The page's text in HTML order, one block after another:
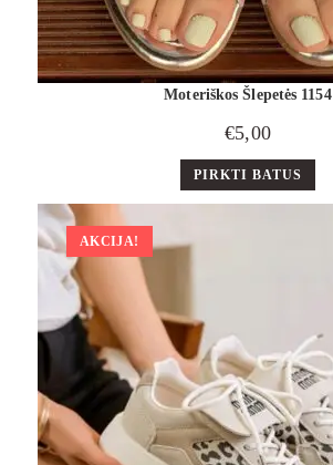
Moteriškos Šlepetės 1154
€5,00
PIRKTI BATUS
AKCIJA!